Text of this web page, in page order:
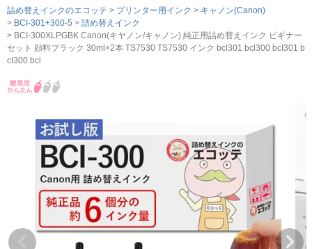
注文履歴 レビュー履歴
はじめての方へ
キャノンインク
エプソンインク
ブラザーインク
詰め替えインク
互換インクボトル
互換インクカートリッジ
詰め替えインクのエコッテ プリンター用インク
キャノン(Canon)
BCI-301+300-5
詰め替えインク
BCI-300XLPGBK Canon(キヤノン/キャノン) 純正用詰め替えインク ビギナー
セット 顔料ブラック 30ml×2本 TS7530 TS7530 インク bcl301 bcl300 bcI301 b
cI300 bci